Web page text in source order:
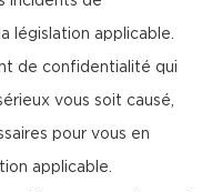
législation applicable.
de confidentialité qui
vous soit causé,
pour vous en
applicable.